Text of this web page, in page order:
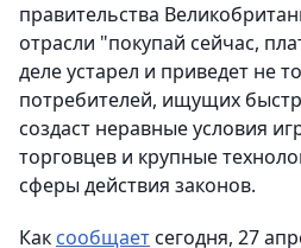
правительства
отрасли "покупай сейчас,
деле устарел и приведет не
потребителей, ищущих
создаст неравные условия
торговцев и крупные
сферы действия законов.
Как сообщаетсегодня, 27